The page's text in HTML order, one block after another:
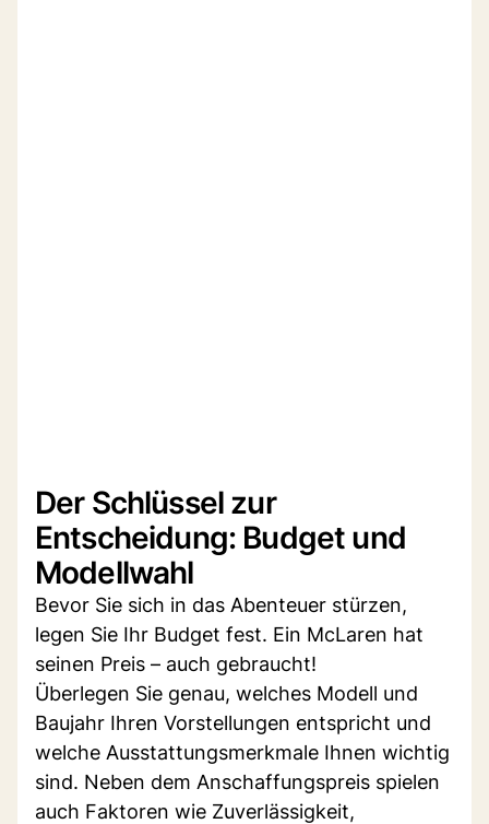
Der Schlüssel zur
Entscheidung: Budget und
Modellwahl
Bevor Sie sich in das Abenteuer stürzen,
legen Sie Ihr Budget fest. Ein McLaren hat
seinen Preis – auch gebraucht!
Überlegen Sie genau, welches Modell und
Baujahr Ihren Vorstellungen entspricht und
welche Ausstattungsmerkmale Ihnen wichtig
sind. Neben dem Anschaffungspreis spielen
auch Faktoren wie Zuverlässigkeit,